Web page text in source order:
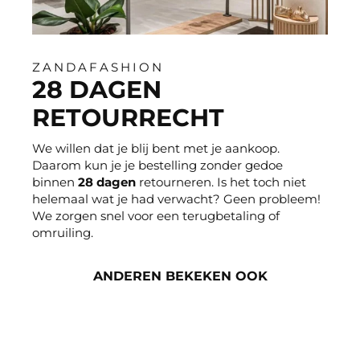
ZANDAFASHION
28 DAGEN
RETOURRECHT
We willen dat je blij bent met je aankoop.
Daarom kun je je bestelling zonder gedoe
binnen 28 dagen retourneren. Is het toch niet
helemaal wat je had verwacht? Geen probleem!
We zorgen snel voor een terugbetaling of
omruiling.
ANDEREN BEKEKEN OOK